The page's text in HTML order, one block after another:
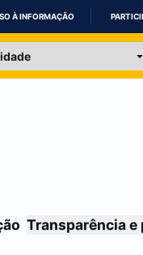
À INFORMAÇÃO
Transparência